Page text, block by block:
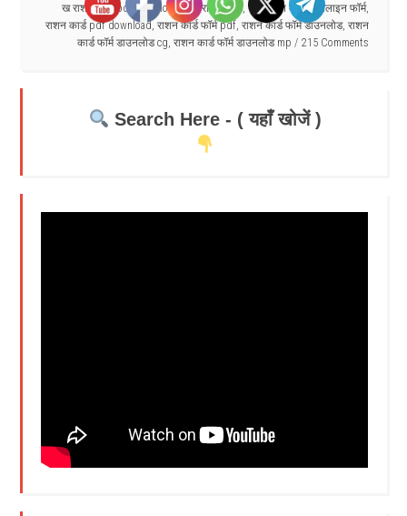
ख राशन कार्ड pdf download,यूपी राशन कार्ड, यूपी राशन कार्ड ऑनलाइन फॉर्म,
राशन कार्ड pdf download, राशन कार्ड फॉर्म pdf, राशन कार्ड फॉर्म डाउनलोड, राशन
कार्ड फॉर्म डाउनलोड cg, राशन कार्ड फॉर्म डाउनलोड mp 215 Comments
Search Here - ( यहाँ खोजें )